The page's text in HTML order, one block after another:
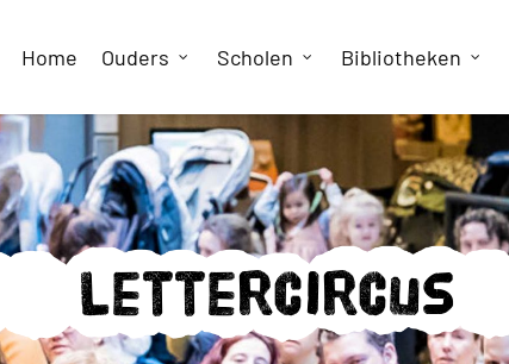
Home Ouders Scholen Bibliotheken
Lettercircus